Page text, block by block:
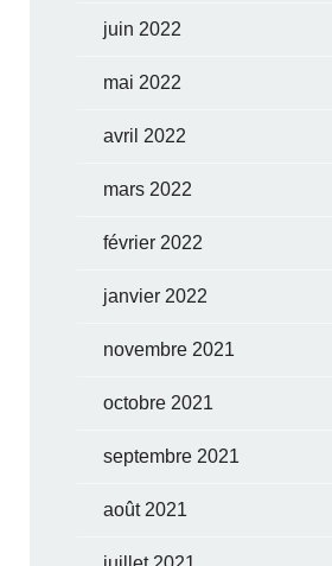
juin 2022
mai 2022
avril 2022
mars 2022
février 2022
janvier 2022
novembre 2021
octobre 2021
septembre 2021
août 2021